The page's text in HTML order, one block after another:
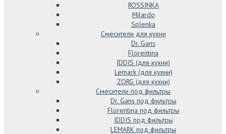
ROSSINKA
Milardo
Splenka
Смесители для кухни
Dr. Gans
Florentina
IDDIS (для кухни)
Lemark (для кухни)
ZORG (для кухни)
Смесители под фильтры
Dr. Gans под фильтры
Florentina под фильтры
IDDIS под фильтры
LEMARK под фильтры